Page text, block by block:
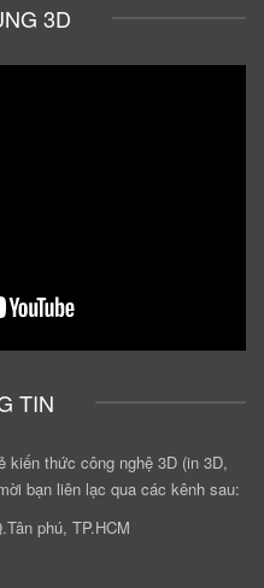
3D
TIN
kiến thức công nghệ 3D (in 3D,
bạn liên lạc qua các kênh sau:
phú, TP.HCM